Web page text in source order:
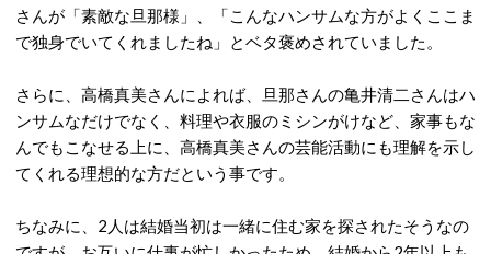
さんが「素敵な旦那様」、「こんなハンサムな方がよくここま
で独身でいてくれましたね」とベタ褒めされていました。
さらに、高橋真美さんによれば、旦那さんの亀井清二さんはハ
ンサムなだけでなく、料理や衣服のミシンがけなど、家事もな
んでもこなせる上に、高橋真美さんの芸能活動にも理解を示し
てくれる理想的な方だという事です。
ちなみに、2人は結婚当初は一緒に住む家を探されたそうなの